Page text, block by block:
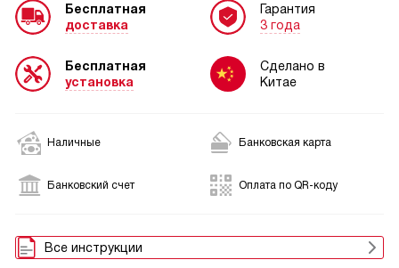
Бесплатная
доставка
Бесплатная
установка
Гарантия
3 года
Сделано в
Китае
Наличные Банковская карта
Банковский счет Оплата по QR-коду
Все инструкции